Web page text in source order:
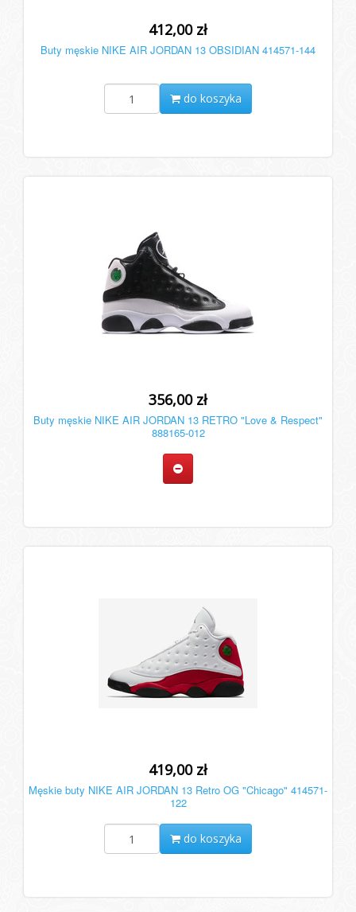
412,00 zł
Buty męskie NIKE AIR JORDAN 13 OBSIDIAN 414571-144
do koszyka
356,00 zł
Buty męskie NIKE AIR JORDAN 13 RETRO "Love & Respect"
888165-012
419,00 zł
Męskie buty NIKE AIR JORDAN 13 Retro OG "Chicago" 414571-
122
do koszyka